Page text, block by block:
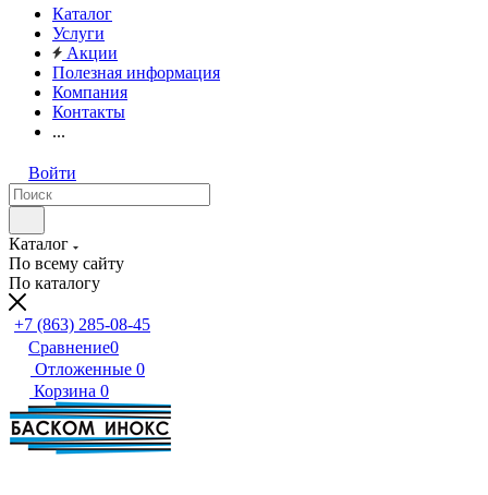
Каталог
Услуги
Акции
Полезная информация
Компания
Контакты
...
Войти
Каталог
По всему сайту
По каталогу
+7 (863) 285-08-45
Сравнение0
Отложенные 0
Корзина 0